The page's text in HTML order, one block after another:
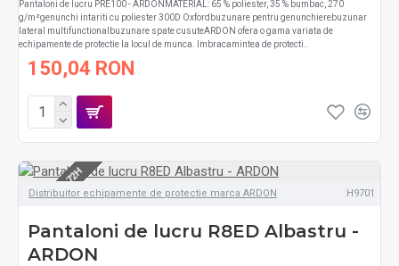
Pantaloni de lucru PRE100 - ARDONMATERIAL: 65 % poliester, 35 % bumbac, 270
g/m²genunchi intariti cu poliester 300D Oxfordbuzunare pentru genunchierebuzunar
lateral multifunctionalbuzunare spate cusuteARDON ofera o gama variata de
echipamente de protectie la locul de munca. Imbracamintea de protecti..
150,04 RON
LIVRARE 48-72H
Distribuitor echipamente de protectie marca ARDON H9701
Pantaloni de lucru R8ED Albastru -
ARDON